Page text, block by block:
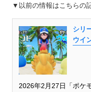
▼以前の情報はこちらの
シリ
ウイ
2026年2月27日「ポケ